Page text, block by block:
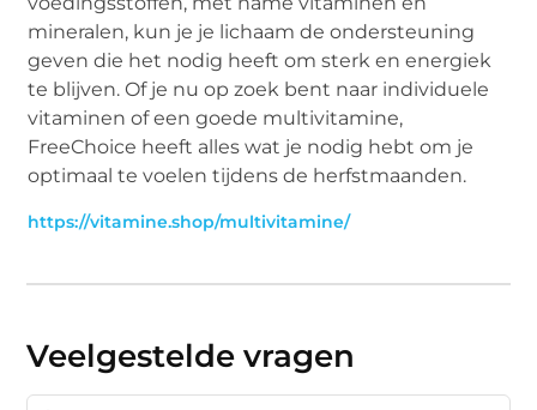
mineralen, kun je je lichaam de ondersteuning
geven die het nodig heeft om sterk en energiek
te blijven. Of je nu op zoek bent naar individuele
vitaminen of een goede multivitamine,
FreeChoice heeft alles wat je nodig hebt om je
optimaal te voelen tijdens de herfstmaanden.
https://vitamine.shop/multivitamine/
Veelgestelde vragen